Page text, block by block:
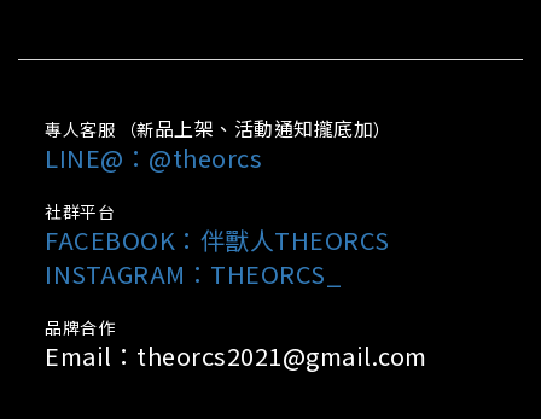
專人客服 （新品上架、活動通知攏底加）
LINE@：@theorcs
社群平台
FACEBOOK： 伴獸人THEORCS
INSTAGRAM：THEORCS_
品牌合作
Email：theorcs2021@gmail.com